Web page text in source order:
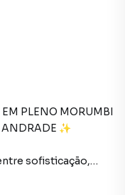
PLENO MORUMBI
✨
sofisticação,